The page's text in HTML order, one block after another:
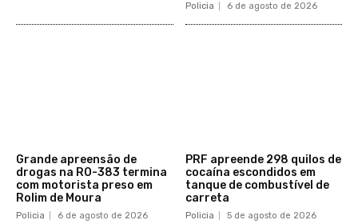
Policia 6 de agosto de 2026
Grande apreensão de
drogas na RO-383 termina
com motorista preso em
Rolim de Moura
Policia 6 de agosto de 2026
PRF apreende 298 quilos de
cocaína escondidos em
tanque de combustível de
carreta
Policia 5 de agosto de 2026